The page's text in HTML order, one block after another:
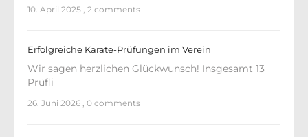
10. April 2025 , 2 comments
Erfolgreiche Karate-Prüfungen im Verein
Wir sagen herzlichen Glückwunsch! Insgesamt 13
Prüfli
26. Juni 2026 , 0 comments